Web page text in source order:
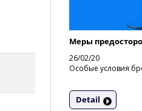
Меры
26/02/20
Особые условия
Detail